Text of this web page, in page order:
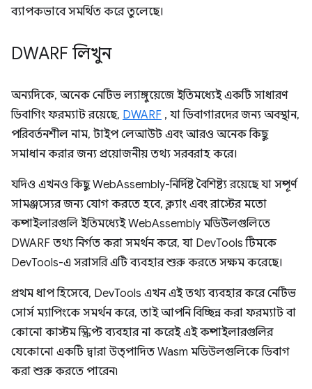
ব্যাপকভাবে সমর্থিত করে তুলেছে।
DWARF লিখুন
অন্যদিকে, অনেক নেটিভ ল্যাঙ্গুয়েজে ইতিমধ্যেই একটি সাধারণ
ডিবাগিং ফরম্যাট রয়েছে, DWARF , যা ডিবাগারদের জন্য অবস্থান,
পরিবর্তনশীল নাম, টাইপ লেআউট এবং আরও অনেক কিছু
সমাধান করার জন্য প্রয়োজনীয় তথ্য সরবরাহ করে।
যদিও এখনও কিছু WebAssembly-নির্দিষ্ট বৈশিষ্ট্য রয়েছে যা সম্পূর্ণ
সামঞ্জস্যের জন্য যোগ করতে হবে, ক্ল্যাং এবং রাস্টের মতো
কম্পাইলারগুলি ইতিমধ্যেই WebAssembly মডিউলগুলিতে
DWARF তথ্য নির্গত করা সমর্থন করে, যা DevTools টিমকে
DevTools-এ সরাসরি এটি ব্যবহার শুরু করতে সক্ষম করেছে।
প্রথম ধাপ হিসেবে, DevTools এখন এই তথ্য ব্যবহার করে নেটিভ
সোর্স ম্যাপিংকে সমর্থন করে, তাই আপনি বিচ্ছিন্ন করা ফরম্যাট বা
কোনো কাস্টম স্ক্রিপ্ট ব্যবহার না করেই এই কম্পাইলারগুলির
যেকোনো একটি দ্বারা উত্পাদিত Wasm মডিউলগুলিকে ডিবাগ
করা শুরু করতে পারেন৷